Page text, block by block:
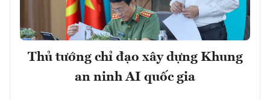
Thủ tướng chỉ đạo xây dựng Khung
an ninh AI quốc gia